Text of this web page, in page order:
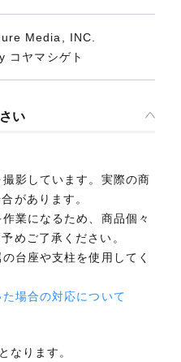
Media, INC.
ヤマシゲト
い
影しています。実際の商
があります。
業になるため、商品個々
めご了承ください。
台座や支柱を使用してく
場合の対応について
なります。